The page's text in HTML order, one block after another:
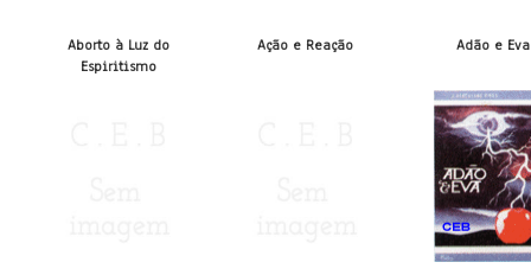
Aborto à Luz do
Espiritismo
Ação e Reação Adão e Eva